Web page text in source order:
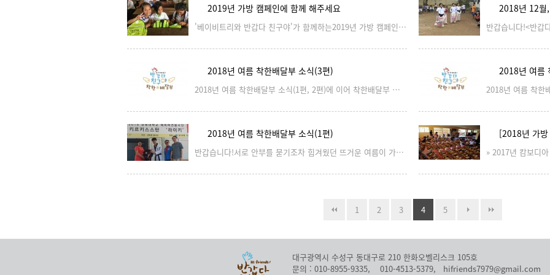
2019년 가방 캠페인에 함께 해주세요
'베이비트리와 반갑다 친구야'가 함께하는2019년 가방 캠페인에 함께 해주세요» 2018년 12월. 가방을 받고 기뻐하고 있는 캄보디아 아이들, 제공 반갑다친구야 새 봄을 앞두고 올해도 가방 모으기 캠페인을 시작합니다.유치원, 학교를 졸업한 친구들과 이웃들의 가방을 모아서 함께 보내주십시오.보내주신 가방은 여러분의 따뜻한 마음과 함께 꼭 필요한 친구들에게 잘 전하겠습니다.전국 곳곳에서 보내주실 가방들 설레는 마음으로 기다리겠습니다.» 2018년 12월. 가방을 받고 기뻐하고 있는 캄보디아 아이들, 제공 반갑다친구야 1. 우리 아이들이 쓰던 가방을 깨끗이 세탁해서 보내주십시오. 세탁기로 빨면 깨끗한 새 가방으로 변신한답니다. 낡고 때 묻은 가방은 미안해서 아이들에게 전할 수 없습니다.2. 어린이집·유치원 가방, 책가방, 학원가방, 크로스백, 실내화가방 다 좋습니다. 어른 가방은 두 어깨에 메는 배낭형만 보내주십시오.3. 쓰지 않는 새 학용품이 있다면 함께 보내주십시오. 가방과 함께 전달하겠습니다. 쓰던 학용품 중 볼펜 등 각종 펜을 보내주시면 좋습니다. 크레파스는 부피가 커서 전달하기가 어려워 받지 않습니다.4. 옷이나 신발은 전달하기가 쉽지 않아 받지 않습니다. 5. 가방과 학용품 등을 상자에 담아 선불 택배로 보내주십시오. » 2018년 12월. 캄보디아 아이가 가방을 메고 기뻐하고 있다. 제공 반갑다친구야 [보내실 곳]경북 영덕군 영덕읍 강변길 186 <반갑다 친구야> 앞[문의]전화: 010-8955-9335이메일: hope0130@gmail.com
2018년 12월
2018년 여름 착한배달부 소식(3편)
2018년 여름 착한배달부 소식(1편, 2편)에 이어 착한배달부 소식 3편입니다. ▶ 영남대학교 해외봉사단이 라오스, 몽골, 우즈베키스탄 친구들에게 가방 120개를 전해주었습니다. ▶ 인제대학교 해외봉사단이 라오스 친구들에게 가방 150개를 전해주었습니다. ▶ 전북대학교 학생들이 몽골의 고아원 어린이들에게 가방을 전해주었습니다.
2018년 여름
2018년 여름 착한배달부 소식(1편)
반갑습니다!서로 안부를 묻기조차 힘겨웠던 뜨거운 여름이 가고, 선선한 바람이 붑니다.수 십년 만에 가장 더웠다는 긴 여름을 견뎌낸 뒤 찾아온 가을이라 유난히 반갑습니다.올 여름에도 어김없이 아시아 곳곳으로 자원봉사를 떠나는 ‘착한 배달부’가 <반갑다 친구야>가 전국에서 모은 가방을 배달하고 왔습니다. 누구보다 가방이 필요한 친구들 3000여명에게 책가방을 선물했습니다.» 2018년 여름, 경북대학교 해외봉사단이 키르기스스탄 친구들에게 가방 260개를 전해주었습니다.여러분이 개인적으로 혹은 학교와 마을 공동체에서 함께 모아 보내주신 가방들이 지구촌 친구들에게 멋진 책가방이 되었습니다. 지금쯤 저 멀리 어느 곳의 친구들은 그 가방을 메고 신나게 학교에 다니고 있을 것입니다.착한 배달부들이 책가방을 선물하면서 즐거워하는 그곳 친구들의 모습을 사진으로 담아 왔습니다. 함께 보시면서 잠시나마 흐뭇한 마음 나누시길 바랍니다.그리고 올해는 11월 말에 <반갑다 친구야> 회원들이 캄보디아에서 네 번째 운동회를 엽니다. 다녀와서 소식 전하겠습니다.계속되는 <반갑다 친구야> 가방 나눔 응원해 주시고, 함께 해주십시오.어느 때보다 마음 넉넉한 가을 보내시길 빕니다.고맙습니다.2018년 여름, 아래와 같이 가방을 전해주신 ‘착한 배달부’에게 거듭 감사의 말씀 드립니다.정말, 고맙습니다!-경북대학교 해외봉사단이 키르기스스탄 친구들에게 가방 260개를 전해주었습니다.-계명대학교 해외봉사단이 베트남, 인도네시아, 캄보디아 친구들에게 가방 300개를 전해주었습니다.-나마스떼 회원들이 네팔 친구들에게 가방 50개를 전해주었습니다.-동아대학교 해외봉사단이 중국 연길 친구들에게 가방 45개를 전해주었습니다.-부경대학교 해외봉사단이 몽골 친구들에게 가방 60개를 전해주었습니다.-사피나코 회원들이 필리핀 친구들에게 가방 1200개를 전해주었습니다.-영남대학교 해외봉사단이 라오스, 몽골, 우즈베키스탄 친구들에게 가방 120개를 전해주었습니다.-인제대학교 해외봉사단이 라오스 친구들에게 가방 150개를 전해주었습니다.-전북대학교 해외봉사단이 필리핀 친구들에게 가방 250개를 전해주었습니다.그리고 몇몇 종교기관을 통해 아시아와 아프리카 친구들에게 가방을 전했습니다.올해는 새 볼펜을 꾸준히 보내주시는 기부자 덕분에 가방과 함께 볼펜도 넉넉하게 전했습니다. <관련사진>▶계명대학교 해외봉사단이 베트남 친구들에게 가방 300개를 전해주었습니다.▶계명대학교 해외봉사단이 인도네시아 친구들에게 가방을 전해주었습니다.▶계명대학교 해외봉사단이 캄보디아 친구들에게 가방을 전해주었습니다.▶ 나마스떼 회원들이 네팔 친구들에게 가방 50개를 전해주었습니다.
[2018년 가
1 2 3 4 5
대구광역시 수성구 동대구로 210 한화오벨리스크 105호
문의 : 010-8955-9335, 010-4513-5379, hifriends7979@gmail.com